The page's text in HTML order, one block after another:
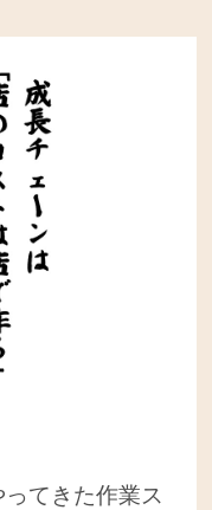
ってきた作業ス